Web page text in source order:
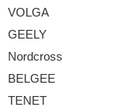
VOLGA
GEELY
Nordcross
BELGEE
TENET